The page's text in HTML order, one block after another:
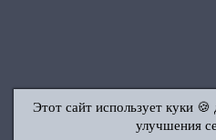
Этот сайт использует куки
улучшения